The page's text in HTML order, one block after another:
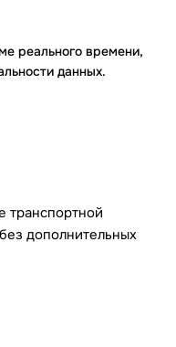
реального времени,
данных.
транспортной
дополнительных